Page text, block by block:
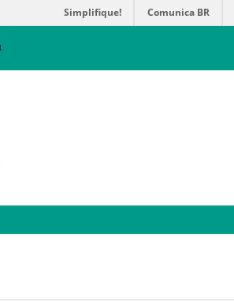
Simplifique! Comunica BR